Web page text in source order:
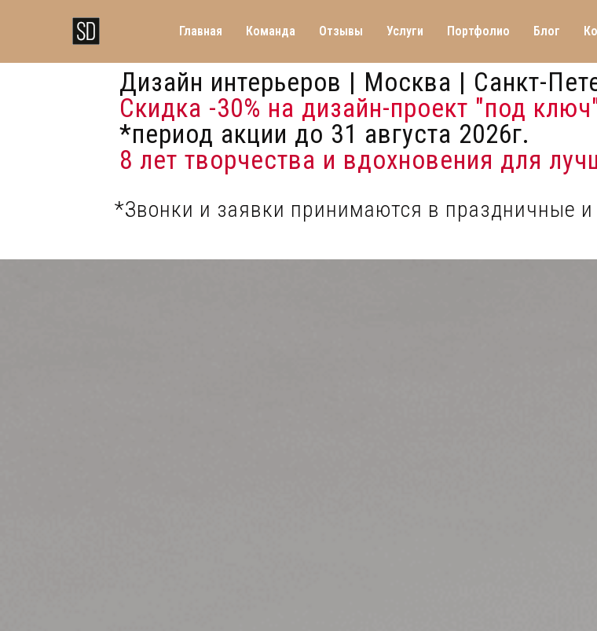
Главная Команда Отзывы Услуги Портфолио Блог
*Звонки и заявки принимаются в праздничные
Дизайн интерьеров | Москва | Санкт-
Скидка -30% на дизайн-проект "под
*период акции до 31 августа 2026г.
8 лет творчества и вдохновения для